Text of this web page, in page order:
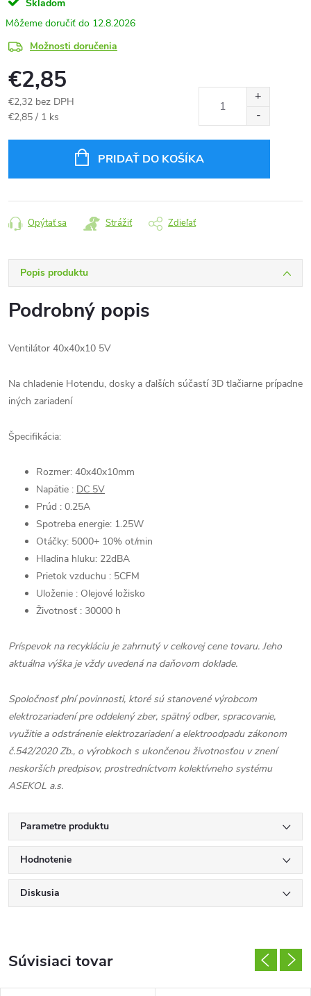
Skladom
12.8.2026
Možnosti doručenia
€2,85
€2,32 bez DPH
Jednotková
€2,85 / 1 ks
PRIDAŤ DO KOŠÍKA
Opýtať sa Strážiť Zdieľať
Popis produktu
Podrobný popis
Ventilátor 40x40x10 5V
Na chladenie Hotendu, dosky a ďalších súčastí 3D tlačiarne prípadne
iných zariadení
Špecifikácia:
Rozmer: 40x40x10mm
Napätie : DC 5V
Prúd : 0.25A
Spotreba energie: 1.25W
Otáčky: 5000+ 10% ot/min
Hladina hluku: 22dBA
Prietok vzduchu : 5CFM
Uloženie : Olejové ložisko
Životnosť : 30000 h
Príspevok na recykláciu je zahrnutý v celkovej cene tovaru. Jeho
aktuálna výška je vždy uvedená na daňovom doklade.
Spoločnosť plní povinnosti, ktoré sú stanovené výrobcom
elektrozariadení pre oddelený zber, spätný odber, spracovanie,
využitie a odstránenie elektrozariadení a elektroodpadu zákonom
č.542/2020 Zb., o výrobkoch s ukončenou životnosťou v znení
neskorších predpisov, prostredníctvom kolektívneho systému
ASEKOL a.s.
Parametre produktu
Hodnotenie
Diskusia
Súvisiaci tovar